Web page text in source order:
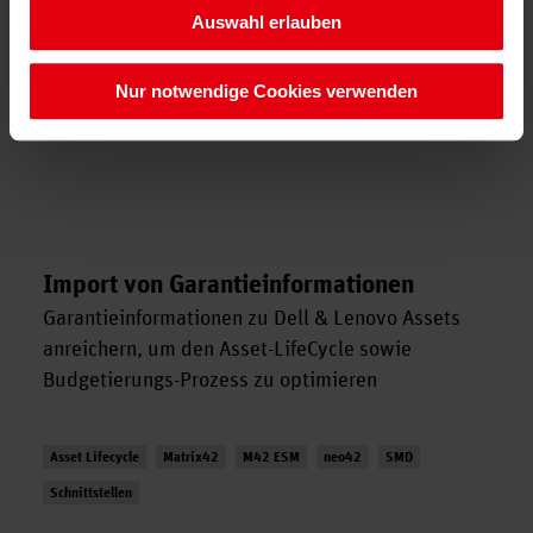
Auswahl erlauben
Nur notwendige Cookies verwenden
Import von Garantieinformationen
Garantieinformationen zu Dell & Lenovo Assets
anreichern, um den Asset-LifeCycle sowie
Budgetierungs-Prozess zu optimieren
Asset Lifecycle Matrix42 M42 ESM neo42 SMD
Schnittstellen